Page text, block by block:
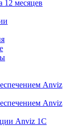
12 месяцев
Anviz
Anviz
Anviz 1C